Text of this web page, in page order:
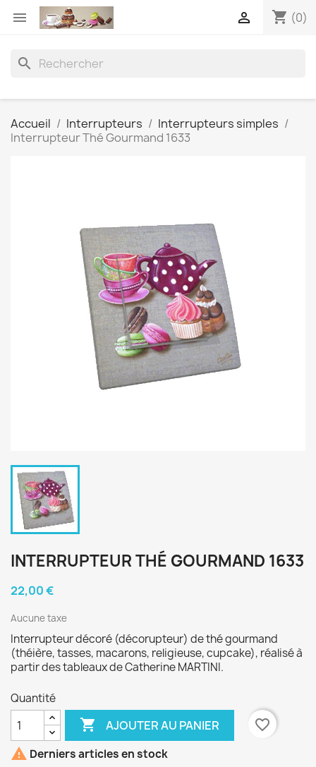
 shopping_cart (0)

search
Accueil Interrupteurs
Interrupteurs simples
Interrupteur Thé Gourmand 1633
INTERRUPTEUR THÉ GOURMAND 1633
22,00 €
Aucune taxe
Interrupteur décoré (décorupteur) de thé gourmand
(théière, tasses, macarons, religieuse, cupcake), réalisé à
partir des tableaux de Catherine MARTINI.
Quantité
 AJOUTER AU PANIER
favorite_border
 Derniers articles en stock